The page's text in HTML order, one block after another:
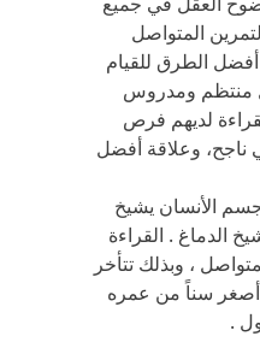
المتواصل
الطرق للقيام
منتظم ومدروس
لديهم فرص
ناجح، وعلاقة أفضل
الأنسان يشيخ
الدماغ . القراءة
، وبذلك تتأخر
أصغر سناً من عمره
.